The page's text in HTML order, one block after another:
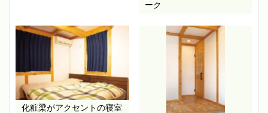
ーク
化粧梁がアクセントの寝室